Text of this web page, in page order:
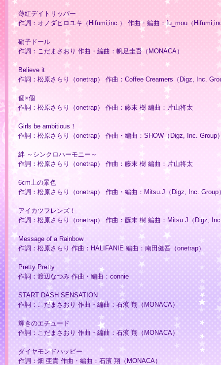
薄紅デイトリッパー
作詞：オノダヒロユキ（Hifumi,inc.） 作曲・編曲：fu_mou（
硝子ドール
作詞：こだまさおり 作曲・編曲：帆足圭吾（MONACA）
Believe it
作詞：松原さらり（onetrap） 作曲：Coffee Creamers（Digz, Inc.
個×個
作詞：松原さらり（onetrap） 作曲：藤末 樹 編曲：片山将太
Girls be ambitious！
作詞：松原さらり（onetrap） 作曲・編曲：SHOW（Digz, Inc. Group
絆 ～シンクロハーモニー～
作詞：松原さらり（onetrap） 作曲：藤末 樹 編曲：片山将太
6cm上の景色
作詞：松原さらり（onetrap） 作曲・編曲：Mitsu.J（Digz, Inc. Group
アイカツフレンズ！
作詞：松原さらり（onetrap） 作曲：藤末 樹 編曲：Mitsu.J（Digz,
Message of a Rainbow
作詞：松原さらり 作曲：HALIFANIE 編曲：南田健吾（onetrap）
Pretty Pretty
作詞：渡辺なつみ 作曲・編曲：connie
START DASH SENSATION
作詞：こだまさおり 作曲・編曲：石濱 翔（MONACA）
輝きのエチュード
作詞：こだまさおり 作曲・編曲：石濱 翔（MONACA）
ダイヤモンドハッピー
作詞：畑 亜貴 作曲・編曲：石濱 翔（MONACA）